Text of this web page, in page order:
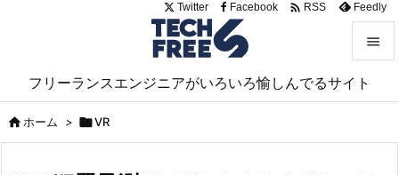
フリーランスエンジニアがいろいろ愉しんでるサイト


サイド

Twitter Facebook  RSS Feedly
ホーム > VR